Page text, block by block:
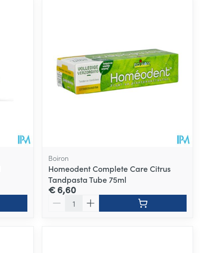
Boiron
Homeodent Complete Care Citrus
Tandpasta Tube 75ml
€ 6,60